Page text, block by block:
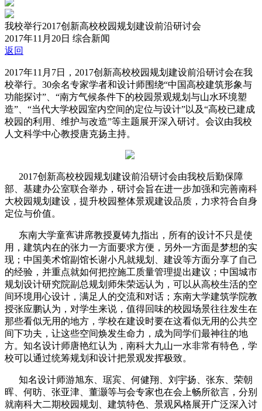
我校举行2017创新高校校园规划建设前沿研讨会
2017年11月20日 综合新闻
返回
2017年11月7日，2017创新高校校园规划建设前沿研讨会在我
校举行。30余名专家学者和设计师围绕“中国高校建筑形象与
功能探讨”、“南方气候条件下的校园景观规划与山水环境塑
造”、“当代大学校园室内空间的定位与设计”以及“高校已建成
校园的利用、维护与改造”等主题展开深入研讨。会议由我校
人文科学中心教授唐克扬主持。
2017创新高校校园规划建设前沿研讨会由我校后勤保障
部、基建办公室联合举办，研讨会旨在进一步加强和完善南科
大校园规划建设，提升校园整体景观建设品质，力求符合自身
定位与价值。
东南大学童寯讲席教授夏铸九指出，所有的设计不只是使
用，建筑内在的张力一方面要求方便，另外一方面是梦想的实
现；中国美术馆副馆长谢小凡就规划、建设等方面分享了自己
的经验，并重点就如何把控施工质量管理提出建议；中国城市
规划设计研究院副总规划师朱荣远认为，可以从高校生活的空
间环境用心设计，满足人的交流和对话；东南大学建筑学院教
授张应鹏认为，对学生来说，值得回味的校园场景往往发生在
那些看似无用的地方，学校在建设时要在这看似无用的公共空
间下功夫，让这些空间焕发生命力，成为同学们最神往的地
方。知名设计师唐艳红认为，南科大九山一水非常有特色，学
校可以通过统筹规划和设计把景观发挥极致。
知名设计师游旭东、琚宾、何健翔、刘宇扬、张东、荣朝
晖、何昉、张亚津、董灏等与会专家也在会上畅所欲言，分别
就南科大二期校园规划、建筑特色、景观风格展开广泛深入讨